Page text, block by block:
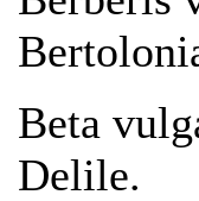
Beta
Delile.